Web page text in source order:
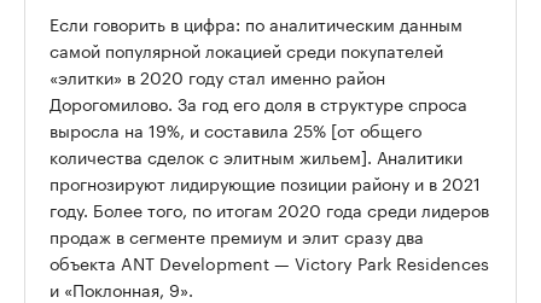
Если говорить в цифра: по аналитическим данным
самой популярной локацией среди покупателей
«элитки» в 2020 году стал именно район
Дорогомилово. За год его доля в структуре спроса
выросла на 19%, и составила 25% [от общего
количества сделок с элитным жильем]. Аналитики
прогнозируют лидирующие позиции району и в 2021
году. Более того, по итогам 2020 года среди лидеров
продаж в сегменте премиум и элит сразу два
объекта ANT Development — Victory Park Residences
и «Поклонная, 9».